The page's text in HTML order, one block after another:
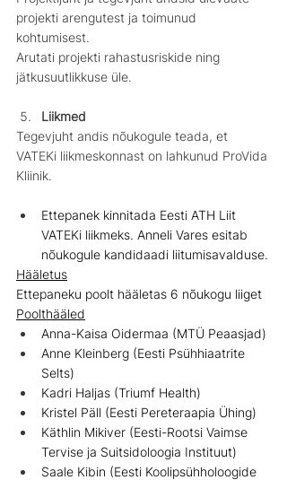
projekti arengutest ja toimunud
kohtumisest.
Arutati projekti rahastusriskide ning
jätkusuutlikkuse üle.
Liikmed
Tegevjuht andis nõukogule teada, et
VATEKi liikmeskonnast on lahkunud ProVida
Kliinik.
Ettepanek kinnitada Eesti ATH Liit
VATEKi liikmeks. Anneli Vares esitab
nõukogule kandidaadi liitumisavalduse.
Hääletus
Ettepaneku poolt hääletas 6 nõukogu liiget
Poolthääled
Anna-Kaisa Oidermaa (MTÜ Peaasjad)
Anne Kleinberg (Eesti Psühhiaatrite
Selts)
Kadri Haljas (Triumf Health)
Kristel Päll (Eesti Pereteraapia Ühing)
Käthlin Mikiver (Eesti-Rootsi Vaimse
Tervise ja Suitsidoloogia Instituut)
Saale Kibin (Eesti Koolipsühholoogide